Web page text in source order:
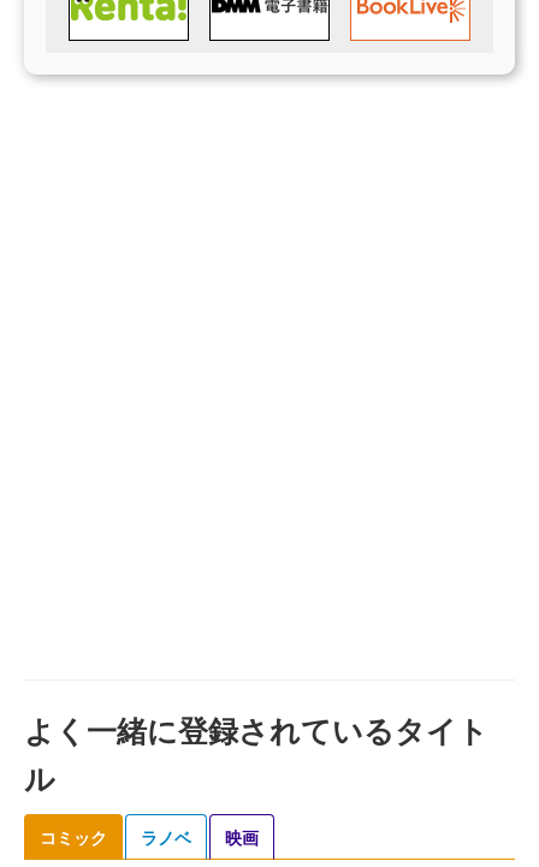
よく一緒に登録されているタイト
ル
コミック ラノベ 映画